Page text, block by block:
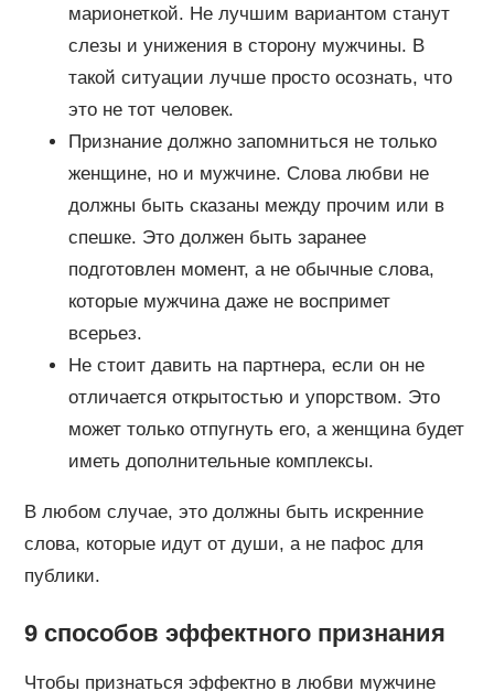
марионеткой. Не лучшим вариантом станут
слезы и унижения в сторону мужчины. В
такой ситуации лучше просто осознать, что
это не тот человек.
Признание должно запомниться не только
женщине, но и мужчине. Слова любви не
должны быть сказаны между прочим или в
спешке. Это должен быть заранее
подготовлен момент, а не обычные слова,
которые мужчина даже не воспримет
всерьез.
Не стоит давить на партнера, если он не
отличается открытостью и упорством. Это
может только отпугнуть его, а женщина будет
иметь дополнительные комплексы.
В любом случае, это должны быть искренние
слова, которые идут от души, а не пафос для
публики.
9 способов эффектного признания
Чтобы признаться эффектно в любви мужчине